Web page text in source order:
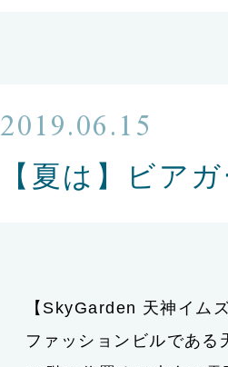
2019.06.15
【夏は】ビア
【SkyGarden 天神イムズ
ファッションビルである